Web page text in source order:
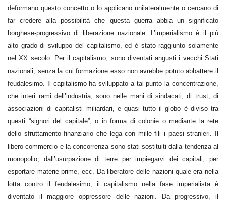
deformano questo concetto o lo applicano unilateralmente o cercano di
far credere alla possibilità che questa guerra abbia un significato
borghese-progressivo di liberazione nazionale. L’imperialismo è il più
alto grado di sviluppo del capitalismo, ed è stato raggiunto solamente
nel XX secolo. Per il capitalismo, sono diventati angusti i vecchi Stati
nazionali, senza la cui formazione esso non avrebbe potuto abbattere il
feudalesimo. Il capitalismo ha sviluppato a tal punto la concentrazione,
che interi rami dell’industria, sono nelle mani di sindacati, di trust, di
associazioni di capitalisti miliardari, e quasi tutto il globo è diviso tra
questi “signori del capitale”, o in forma di colonie o mediante la rete
dello sfruttamento finanziario che lega con mille fili i paesi stranieri. Il
libero commercio e la concorrenza sono stati sostituiti dalla tendenza al
monopolio, dall’usurpazione di terre per impiegarvi dei capitali, per
esportare materie prime, ecc. Da liberatore delle nazioni quale era nella
lotta contro il feudalesimo, il capitalismo nella fase imperialista è
diventato il maggiore oppressore delle nazioni. Da progressivo, il